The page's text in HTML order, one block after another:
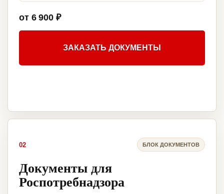
от 6 900 ₽
ЗАКАЗАТЬ ДОКУМЕНТЫ
02 БЛОК ДОКУМЕНТОВ
Документы для
Роспотребнадзора